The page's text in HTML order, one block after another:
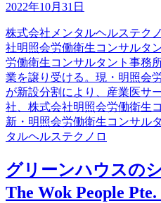
2022年10月31日
株式会社メンタルヘルステク
社明照会労働衛生コンサルタ
労働衛生コンサルタント事務
業を譲り受ける。現・明照会
が新設分割により、産業医サ
社、株式会社明照会労働衛生
新・明照会労働衛生コンサル
タルヘルステクノロ
グリーンハウスの
The Wok People